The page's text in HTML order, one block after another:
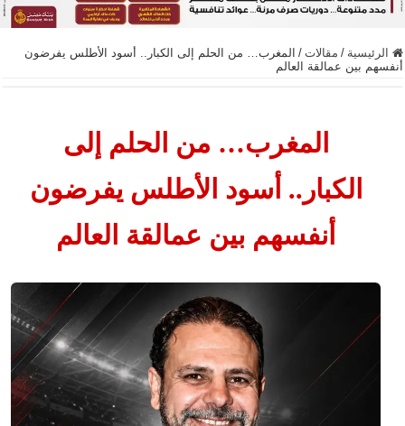
الرئيسية / مقالات / المغرب… من الحلم إلى الكبار.. أسود الأطلس يفرضون
أنفسهم بين عمالقة العالم
المغرب… من الحلم إلى
الكبار.. أسود الأطلس يفرضون
أنفسهم بين عمالقة العالم